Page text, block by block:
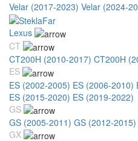
Velar (2017-2023) Velar (2024-
Lexus
CT
CT200H (2010-2017) CT200H
ES
ES (2002-2005) ES (2006-2010)
ES (2015-2020) ES (2019-2022)
GS
GS (2005-2011) GS (2012-2015)
GX